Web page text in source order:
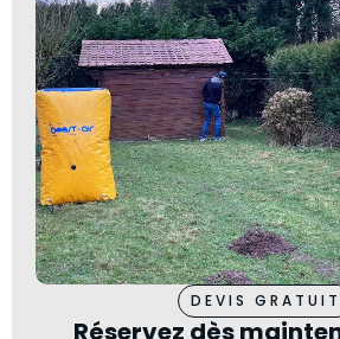
DEVIS GRATUIT
Réservez dès